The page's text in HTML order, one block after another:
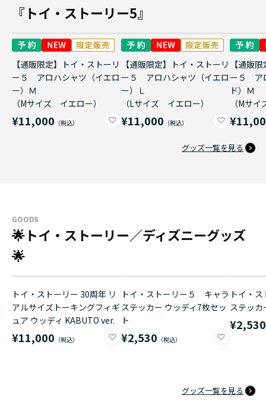
『トイ・ストーリー5』
【通販限定】トイ・ストーリ
ー５ アロハシャツ（イエロ
ー）Ｍ
（Mサイズ イエロー）
¥11,000
【通販限定】トイ・ストーリ
ー５ アロハシャツ（イエロ
ー）Ｌ
（Lサイズ イエロー）
¥11,000
【通販
ー５ ア
ド）Ｍ
（Mサ
グッズ一覧を見る
GOODS
🌟トイ・ストーリー／ディズニーグッズ
🌟
トイ・ストーリー 30周年 リ
アルサイズトーキングフィギ
ュア ウッディ KABUTO ver.
¥11,000
トイ・ストーリー５ キャラ
ステッカー ウッディ7枚セッ
ト
¥2,530
トイ・
ステッ
¥2,530
グッズ一覧を見る